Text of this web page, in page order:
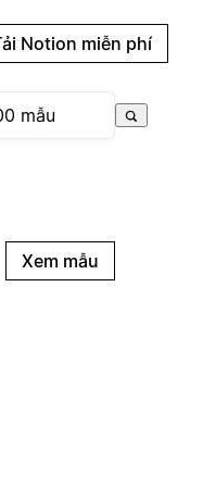
Notion miễn phí
Xem mẫu